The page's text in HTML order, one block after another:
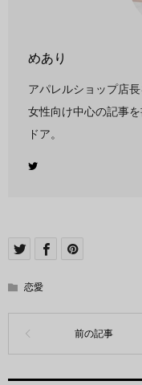
めあり
アパレルショップ店
女性向け中心の記事
ドア。
恋愛